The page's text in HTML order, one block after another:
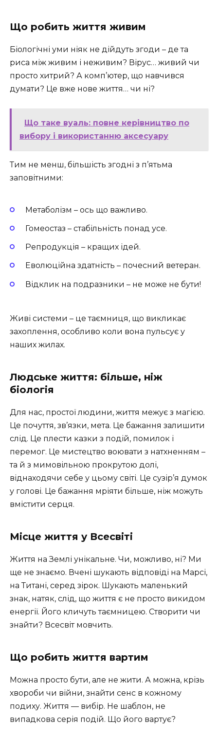
Що робить життя живим
Біологічні уми ніяк не дійдуть згоди – де та
риса між живим і неживим? Вірус… живий чи
просто хитрий? А комп’ютер, що навчився
думати? Це вже нове життя… чи ні?
Що таке вуаль: повне керівництво по
вибору і використанню аксесуару
Тим не менш, більшість згодні з п’ятьма
заповітними:
Метаболізм – ось що важливо.
Гомеостаз – стабільність понад усе.
Репродукція – кращих ідей.
Еволюційна здатність – почесний ветеран.
Відклик на подразники – не може не бути!
Живі системи – це таємниця, що викликає
захоплення, особливо коли вона пульсує у
наших жилах.
Людське життя: більше, ніж
біологія
Для нас, простої людини, життя межує з магією.
Це почуття, зв’язки, мета. Це бажання залишити
слід. Це плести казки з подій, помилок і
перемог. Це мистецтво воювати з натхненням –
та й з мимовільною прокрутою долі,
віднаходячи себе у цьому світі. Це сузір’я думок
у голові. Це бажання мріяти більше, ніж можуть
вмістити серця.
Місце життя у Всесвіті
Життя на Землі унікальне. Чи, можливо, ні? Ми
ще не знаємо. Вчені шукають відповіді на Марсі,
на Титані, серед зірок. Шукають маленький
знак, натяк, слід, що життя є не просто викидом
енергії. Його кличуть таємницею. Створити чи
знайти? Всесвіт мовчить.
Що робить життя вартим
Можна просто бути, але не жити. А можна, крізь
хвороби чи війни, знайти сенс в кожному
подиху. Життя — вибір. Не шаблон, не
випадкова серія подій. Що його вартує?